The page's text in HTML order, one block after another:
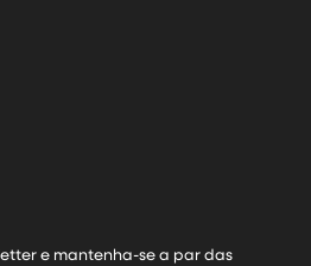
e mantenha-se a par das